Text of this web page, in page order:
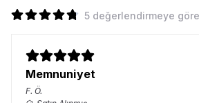
5 değerlendirmeye göre
Memnuniyet
F. Ö.